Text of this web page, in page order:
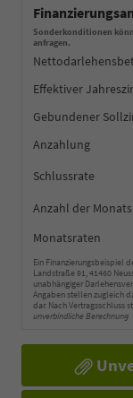
Sonderkonditionen
anfragen.
Effektiver
Gebundener
Anzahlung
Schlussrate
Anzahl der
Monatsraten
Ein Finanzierungsbeispiel
Landstraße 91, 41460
unabhängiger
Angaben stellen zugleich
dar. Nach Vertragsschluss
unverbindliche Berechnung